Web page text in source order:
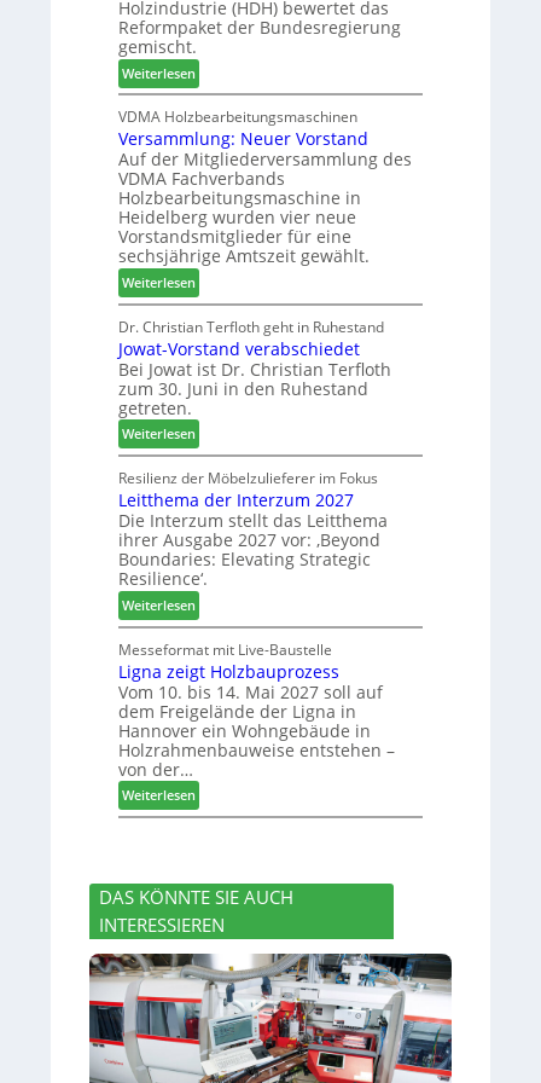
2
0
2
6
e
s
u
c
h
e
r
z
a
h
l
e
n
b
o
t
h
i
l
t
b
e
P
r
o
u
k
t
s
u
c
e
Holzindustrie (HDH) bewertet das
Reformpaket der Bundesregierung
gemischt.
Weiterlesen:
H
D
H
f
o
r
d
e
r
t
N
a
c
h
b
e
s
s
e
r
u
n
g
e
n
VDMA Holzbearbeitungsmaschinen
Versammlung: Neuer Vorstand
Auf der Mitgliederversammlung des
VDMA Fachverbands
Holzbearbeitungsmaschine in
Heidelberg wurden vier neue
Vorstandsmitglieder für eine
sechsjährige Amtszeit gewählt.
Weiterlesen:
V
e
r
s
a
m
l
u
n
g
:
N
e
u
e
r
V
o
r
t
a
n
Dr. Christian Terfloth geht in Ruhestand
Jowat-Vorstand verabschiedet
Bei Jowat ist Dr. Christian Terfloth
zum 30. Juni in den Ruhestand
getreten.
Weiterlesen:
J
o
w
a
t
-
V
o
r
s
t
a
n
d
v
e
r
a
c
i
e
d
e
t
Resilienz der Möbelzulieferer im Fokus
Leitthema der Interzum 2027
Die Interzum stellt das Leitthema
ihrer Ausgabe 2027 vor: ‚Beyond
Boundaries: Elevating Strategic
Resilience‘.
Weiterlesen:
L
e
i
t
t
h
e
m
a
d
I
n
t
e
r
z
u
m
2
Messeformat mit Live-Baustelle
Ligna zeigt Holzbauprozess
Vom 10. bis 14. Mai 2027 soll auf
dem Freigelände der Ligna in
Hannover ein Wohngebäude in
Holzrahmenbauweise entstehen –
von der…
Weiterlesen:
L
n
a
z
i
t
H
o
l
DAS KÖNNTE SIE AUCH
INTERESSIEREN